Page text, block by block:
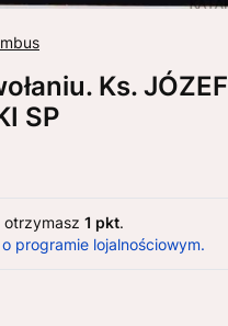
Ks. JÓZEF
SP
1 pkt.
programie lojalnościowym.